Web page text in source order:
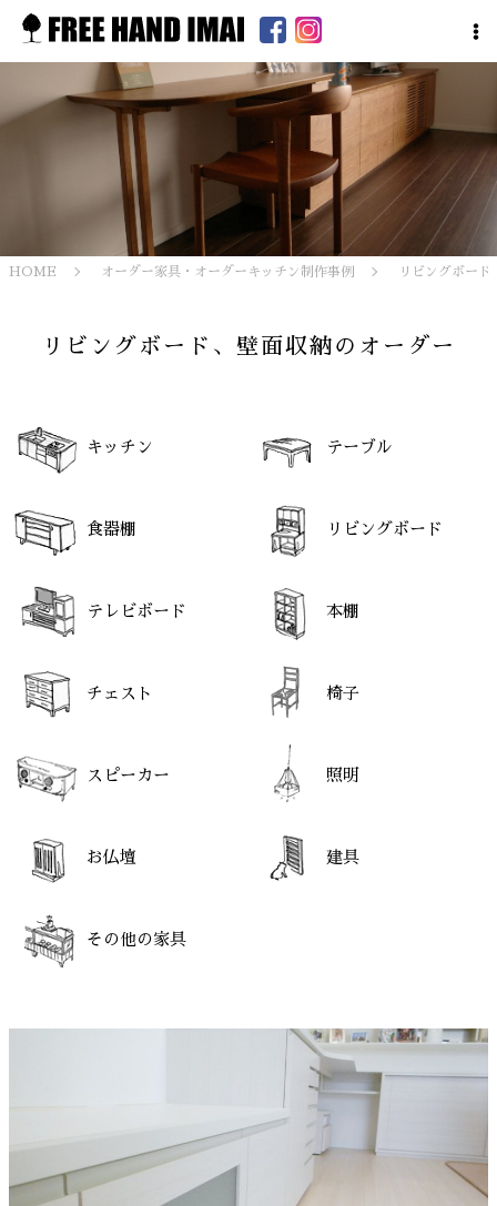
HOME オーダー家具・オーダーキッチン制作事例 リビングボー
リビングボード、壁面収納のオーダー
キッチン テーブル
食器棚 リビングボード
テレビボード 本棚
チェスト 椅子
スピーカー 照明
お仏壇 建具
その他の家具